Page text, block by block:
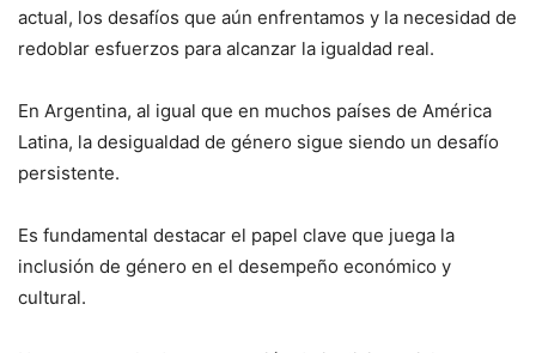
actual, los desafíos que aún enfrentamos y la necesidad de
redoblar esfuerzos para alcanzar la igualdad real.
En Argentina, al igual que en muchos países de América
Latina, la desigualdad de género sigue siendo un desafío
persistente.
Es fundamental destacar el papel clave que juega la
inclusión de género en el desempeño económico y
cultural.